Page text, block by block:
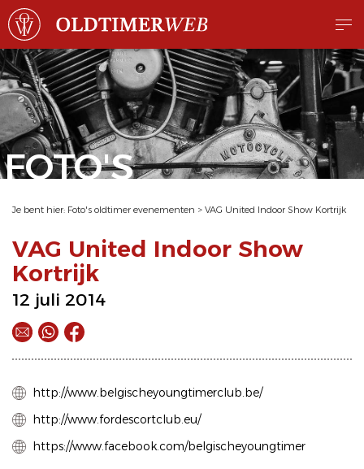
FOTO'S
Je bent hier: Foto's oldtimer evenementen > VAG United Indoor Show Kortrijk
VAG United Indoor Show
Kortrijk
12 juli 2014
http://www.belgischeyoungtimerclub.be/
http://www.fordescortclub.eu/
https://www.facebook.com/belgischeyoungtimer